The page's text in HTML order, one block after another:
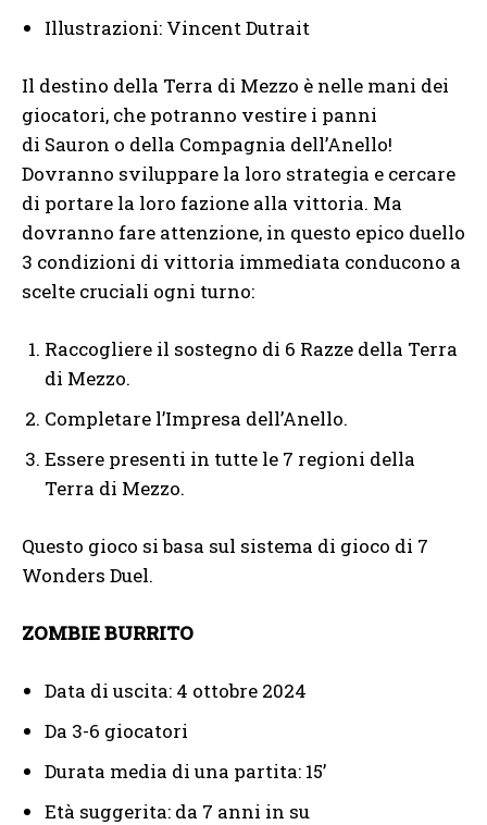
Illustrazioni: Vincent Dutrait
Il destino della Terra di Mezzo è nelle mani dei
giocatori, che potranno vestire i panni
di Sauron o della Compagnia dell’Anello!
Dovranno sviluppare la loro strategia e cercare
di portare la loro fazione alla vittoria. Ma
dovranno fare attenzione, in questo epico duello
3 condizioni di vittoria immediata conducono a
scelte cruciali ogni turno:
Raccogliere il sostegno di 6 Razze della Terra
di Mezzo.
Completare l’Impresa dell’Anello.
Essere presenti in tutte le 7 regioni della
Terra di Mezzo.
Questo gioco si basa sul sistema di gioco di 7
Wonders Duel.
ZOMBIE BURRITO
Data di uscita: 4 ottobre 2024
Da 3-6 giocatori
Durata media di una partita: 15’
Età suggerita: da 7 anni in su